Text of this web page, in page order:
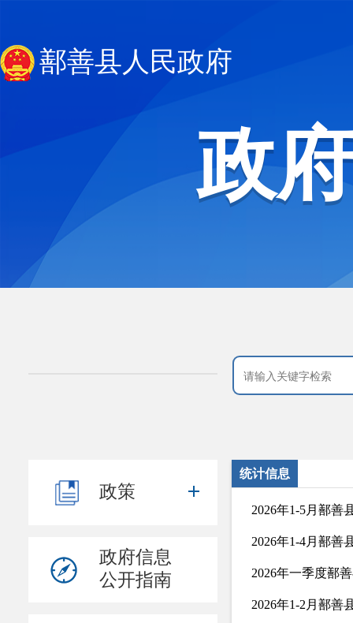
鄯善县人民政府
政
政策
政府信息
公开指南
统计信息
2026年1-5月鄯善
2026年1-4月鄯善
2026年一季度鄯
2026年1-2月鄯善